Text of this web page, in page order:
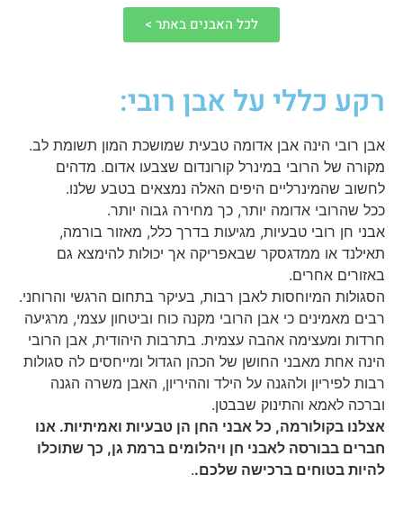
לכל האבנים באתר >
רקע כללי על אבן רובי:
אבן רובי הינה אבן אדומה טבעית שמושכת המון תשומת לב.
מקורה של הרובי במינרל קורונדום שצבעו אדום. מדהים
לחשוב שהמינרליים היפים האלה נמצאים בטבע שלנו.
ככל שהרובי אדומה יותר, כך מחירה גבוה יותר.
אבני חן רובי טבעיות, מגיעות בדרך כלל, מאזור בורמה,
תאילנד או ממדגסקר שבאפריקה אך יכולות להימצא גם
באזורים אחרים.
הסגולות המיוחסות לאבן רבות, בעיקר בתחום הרגשי והרוחני.
רבים מאמינים כי אבן הרובי מקנה כוח וביטחון עצמי, מרגיעה
חרדות ומעצימה אהבה עצמית. בתרבות היהודית, אבן הרובי
הינה אחת מאבני החושן של הכהן הגדול ומייחסים לה סגולות
רבות לפיריון ולהגנה על הילד וההיריון, האבן משרה הגנה
וברכה לאמא והתינוק שבבטן.
אצלנו בקולורמה, כל אבני החן הן טבעיות ואמיתיות. אנו
חברים בבורסה לאבני חן ויהלומים ברמת גן, כך שתוכלו
להיות בטוחים ברכישה שלכם..